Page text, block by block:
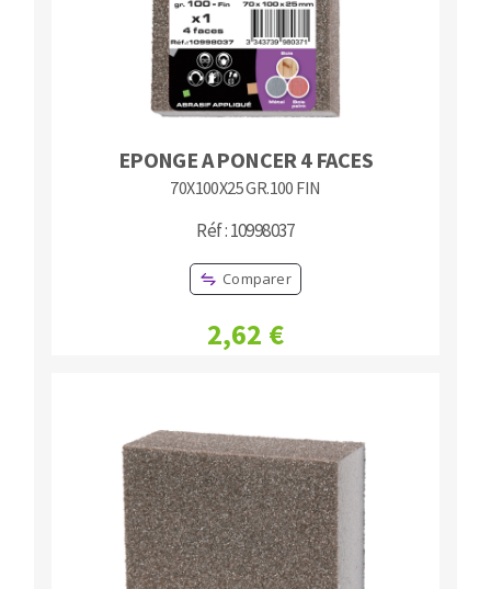
EPONGE A PONCER 4 FACES
70X100X25 GR.100 FIN
Réf : 10998037
Comparer
2,62 €